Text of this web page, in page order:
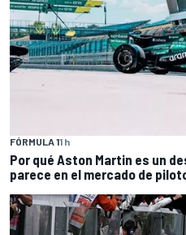
FÓRMULA 11 h
Por qué Aston Martin es un
parece en el mercado de